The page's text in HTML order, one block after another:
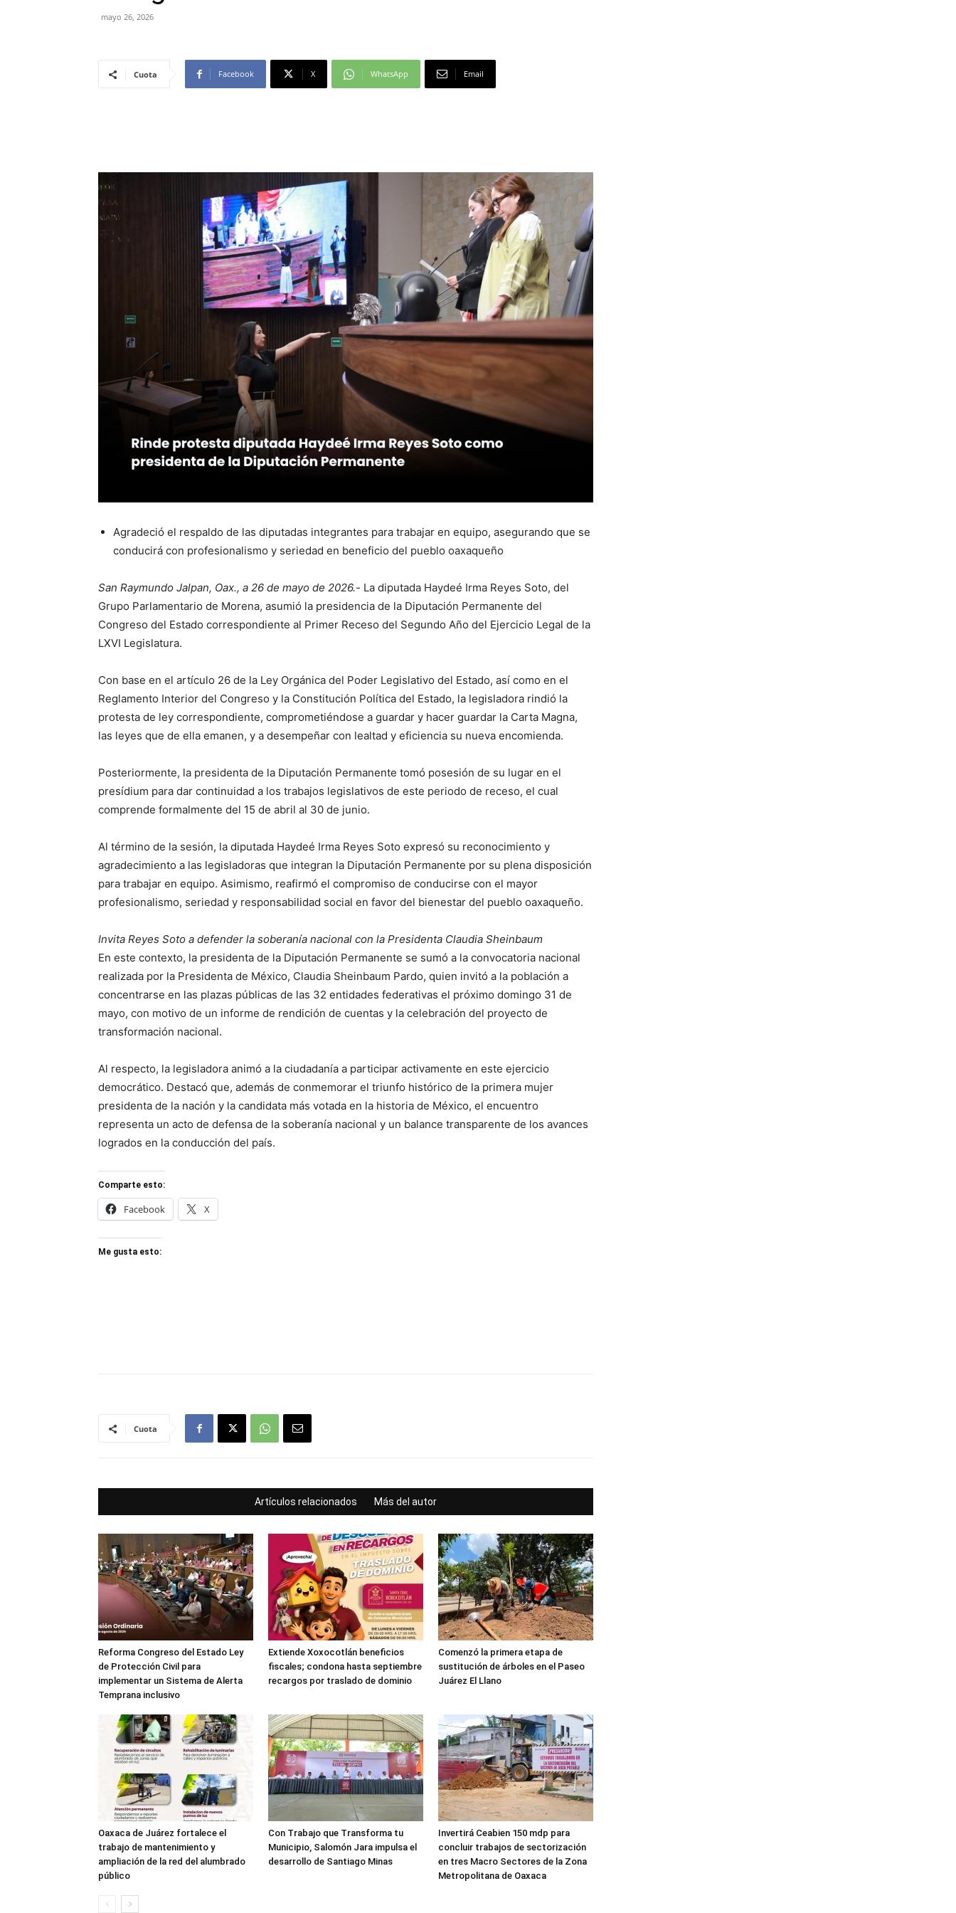
mayo 26, 2026
Cuota Facebook X WhatsApp Email
Agradeció el respaldo de las diputadas integrantes para trabajar en equipo, asegurando que se
conducirá con profesionalismo y seriedad en beneficio del pueblo oaxaqueño
San Raymundo Jalpan, Oax., a 26 de mayo de 2026.- La diputada Haydeé Irma Reyes Soto, del
Grupo Parlamentario de Morena, asumió la presidencia de la Diputación Permanente del
Congreso del Estado correspondiente al Primer Receso del Segundo Año del Ejercicio Legal de la
LXVI Legislatura.
Con base en el artículo 26 de la Ley Orgánica del Poder Legislativo del Estado, así como en el
Reglamento Interior del Congreso y la Constitución Política del Estado, la legisladora rindió la
protesta de ley correspondiente, comprometiéndose a guardar y hacer guardar la Carta Magna,
las leyes que de ella emanen, y a desempeñar con lealtad y eficiencia su nueva encomienda.
Posteriormente, la presidenta de la Diputación Permanente tomó posesión de su lugar en el
presídium para dar continuidad a los trabajos legislativos de este periodo de receso, el cual
comprende formalmente del 15 de abril al 30 de junio.
Al término de la sesión, la diputada Haydeé Irma Reyes Soto expresó su reconocimiento y
agradecimiento a las legisladoras que integran la Diputación Permanente por su plena disposición
para trabajar en equipo. Asimismo, reafirmó el compromiso de conducirse con el mayor
profesionalismo, seriedad y responsabilidad social en favor del bienestar del pueblo oaxaqueño.
Invita Reyes Soto a defender la soberanía nacional con la Presidenta Claudia Sheinbaum
En este contexto, la presidenta de la Diputación Permanente se sumó a la convocatoria nacional
realizada por la Presidenta de México, Claudia Sheinbaum Pardo, quien invitó a la población a
concentrarse en las plazas públicas de las 32 entidades federativas el próximo domingo 31 de
mayo, con motivo de un informe de rendición de cuentas y la celebración del proyecto de
transformación nacional.
Al respecto, la legisladora animó a la ciudadanía a participar activamente en este ejercicio
democrático. Destacó que, además de conmemorar el triunfo histórico de la primera mujer
presidenta de la nación y la candidata más votada en la historia de México, el encuentro
representa un acto de defensa de la soberanía nacional y un balance transparente de los avances
logrados en la conducción del país.
Comparte esto:
Facebook X
Me gusta esto:
Cuota
Artículos relacionados Más del autor
Reforma Congreso del Estado Ley
de Protección Civil para
implementar un Sistema de Alerta
Temprana inclusivo
Extiende Xoxocotlán beneficios
fiscales; condona hasta septiembre
recargos por traslado de dominio
Comenzó la primera etapa de
sustitución de árboles en el Paseo
Juárez El Llano
Oaxaca de Juárez fortalece el
trabajo de mantenimiento y
ampliación de la red del alumbrado
público
Con Trabajo que Transforma tu
Municipio, Salomón Jara impulsa el
desarrollo de Santiago Minas
Invertirá Ceabien 150 mdp para
concluir trabajos de sectorización
en tres Macro Sectores de la Zona
Metropolitana de Oaxaca